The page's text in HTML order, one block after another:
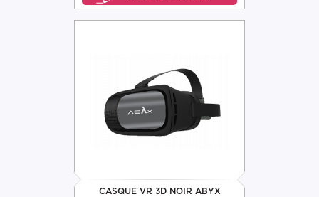
CASQUE VR 3D NOIR ABYX